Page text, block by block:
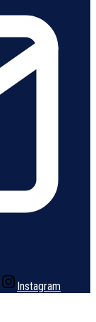
Instagram